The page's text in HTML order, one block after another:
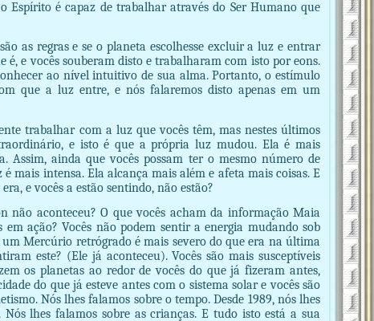
Espírito é capaz de trabalhar através do Ser Humano que
as regras e se o planeta escolhesse excluir a luz e entrar
é, e vocês souberam disto e trabalharam com isto por eons.
ao nível intuitivo de sua alma. Portanto, o estímulo
que a luz entre, e nós falaremos disto apenas em um
trabalhar com a luz que vocês têm, mas nestes últimos
e isto é que a própria luz mudou. Ela é mais
Assim, ainda que vocês possam ter o mesmo número de
mais intensa. Ela alcança mais além e afeta mais coisas. E
e vocês a estão sentindo, não estão?
não aconteceu? O que vocês acham da informação Maia
em ação? Vocês não podem sentir a energia mudando sob
um Mercúrio retrógrado é mais severo do que era na última
este? (Ele já aconteceu). Vocês são mais susceptíveis
os planetas ao redor de vocês do que já fizeram antes,
do que já esteve antes com o sistema solar e vocês são
Nós lhes falamos sobre o tempo. Desde 1989, nós lhes
lhes falamos sobre as crianças. E tudo isto está a sua